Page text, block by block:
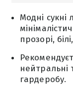
Модні сукні
прозорі,
нейтральні
гардеробу.